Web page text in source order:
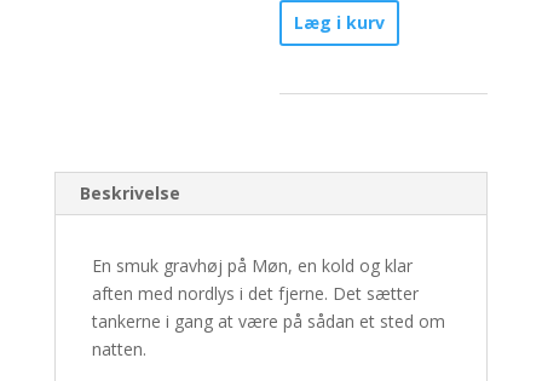
End
of
road
2/30
Læg i kurv
Beskrivelse
En smuk gravhøj på Møn, en kold og klar
aften med nordlys i det fjerne. Det sætter
tankerne i gang at være på sådan et sted om
natten.